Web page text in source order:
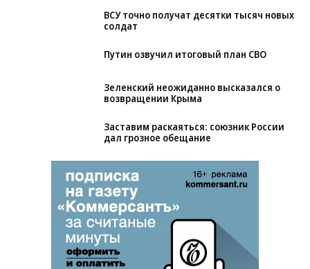
ВСУ точно получат десятки тысяч новых
солдат
Зеленский неожиданно высказался о
Заставим раскаяться: союзник России
дал грозное обещание